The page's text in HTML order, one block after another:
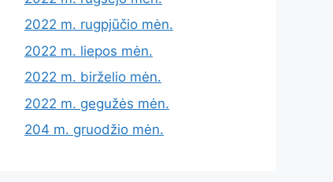
2022 m. rugpjūčio mėn.
2022 m. liepos mėn.
2022 m. birželio mėn.
2022 m. gegužės mėn.
204 m. gruodžio mėn.